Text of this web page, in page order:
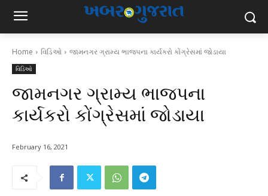
Home વિડિઓ જામનગર ગ્રામ્ય ભાજપના કાર્યકરો કોંગ્રેસમાં જોડાયા
વિડિઓ
જામનગર ગ્રામ્ય ભાજપના
કાર્યકરો કોંગ્રેસમાં જોડાયા
February 16, 2021